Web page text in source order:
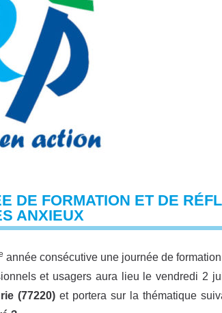
DE FORMATION ET DE
ANXIEUX
année consécutive une journée de
et usagers aura lieu le vendredi 2
(77220)et portera sur la thématique